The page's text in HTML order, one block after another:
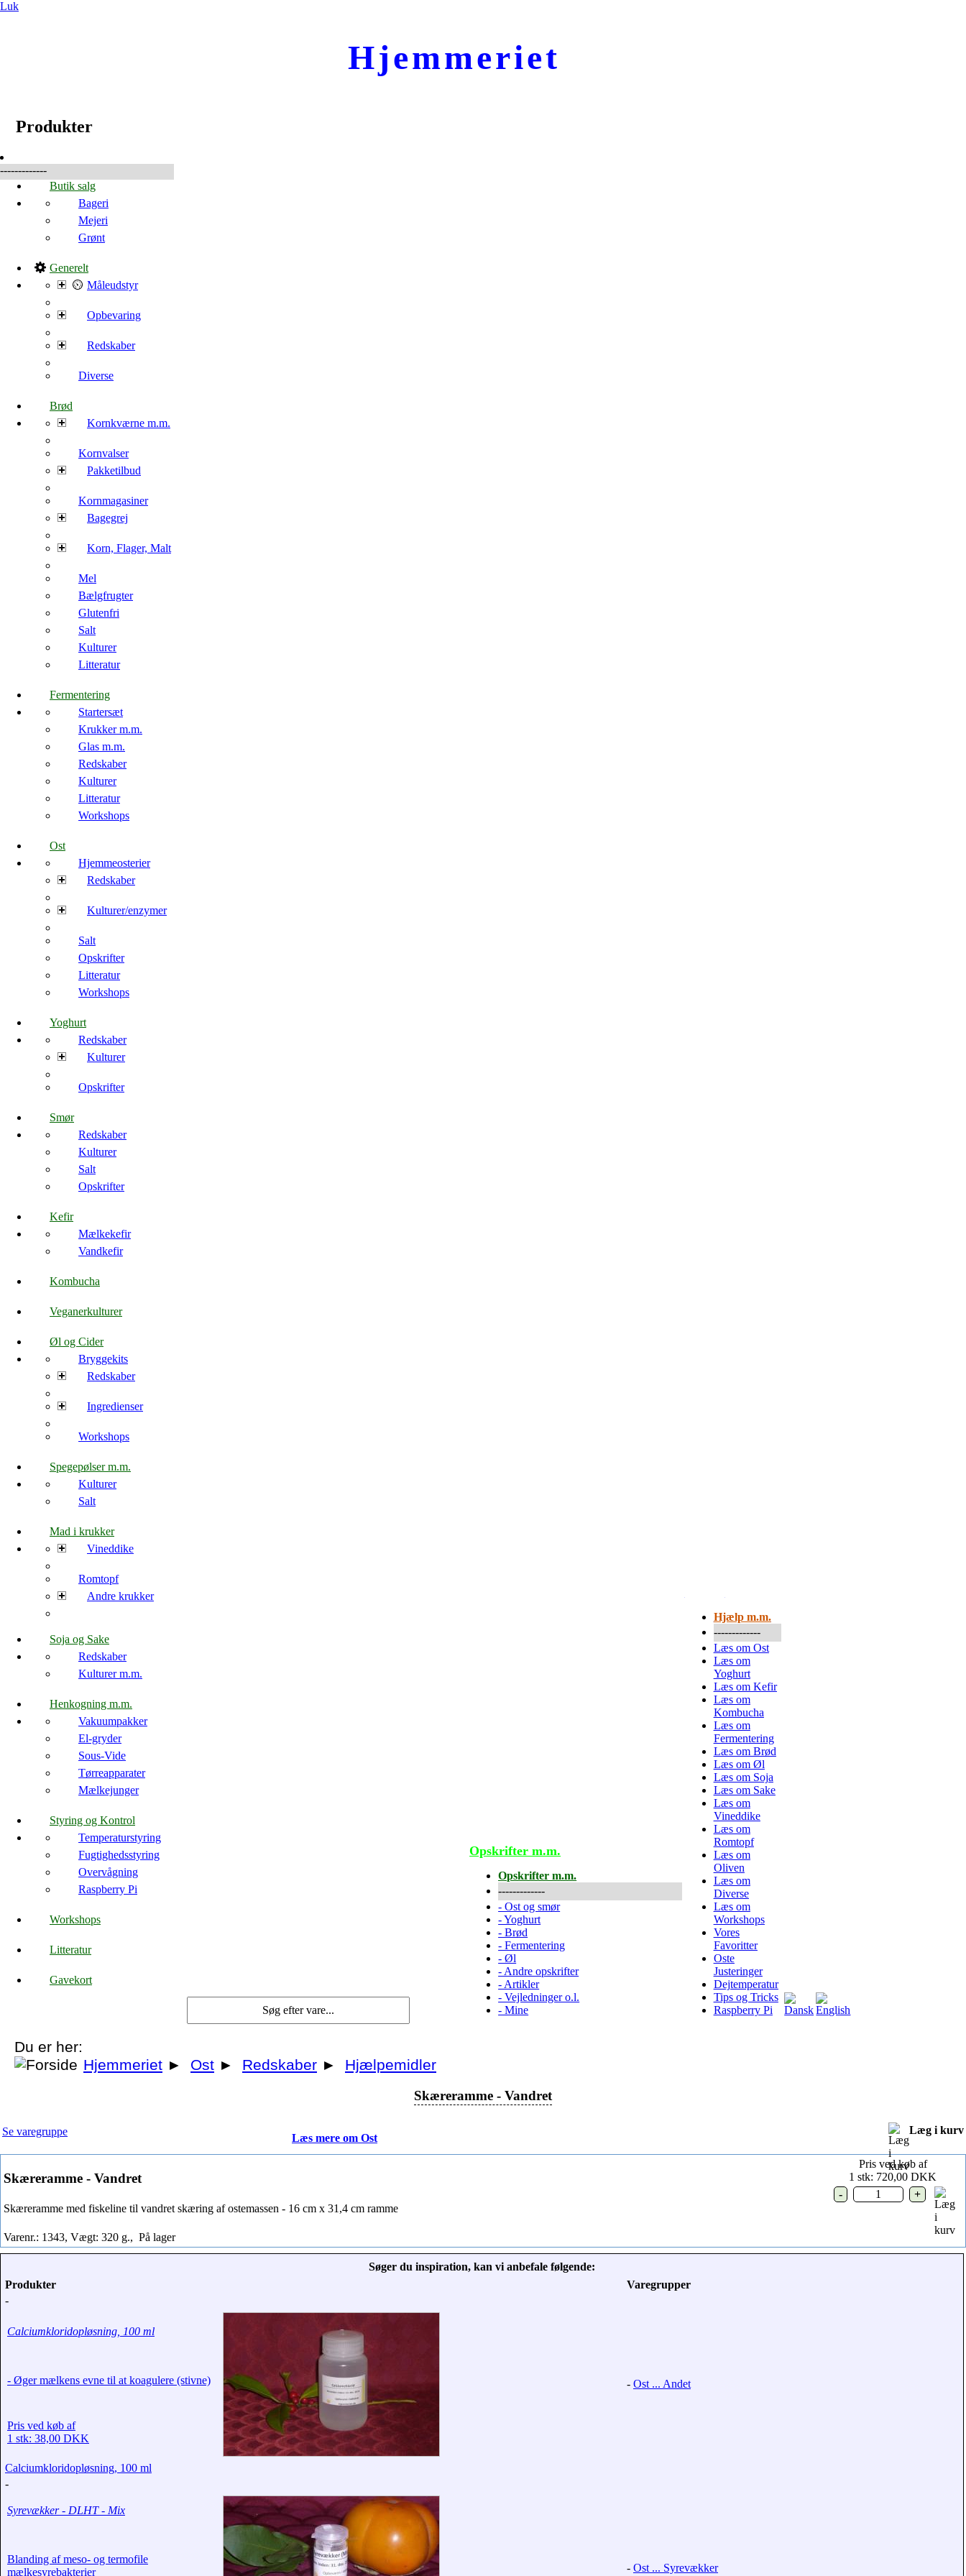
Luk
Hjemmeriet
Produkter
-------------
Butik salg
Bageri
Mejeri
Grønt
Generelt
Måleudstyr
Opbevaring
Redskaber
Diverse
Brød
Kornkværne m.m.
Kornvalser
Pakketilbud
Kornmagasiner
Bagegrej
Korn, Flager, Malt
Mel
Bælgfrugter
Glutenfri
Salt
Kulturer
Litteratur
Fermentering
Startersæt
Krukker m.m.
Glas m.m.
Redskaber
Kulturer
Litteratur
Workshops
Ost
Hjemmeosterier
Redskaber
Kulturer/enzymer
Salt
Opskrifter
Litteratur
Workshops
Yoghurt
Redskaber
Kulturer
Opskrifter
Smør
Redskaber
Kulturer
Salt
Opskrifter
Kefir
Mælkekefir
Vandkefir
Kombucha
Veganerkulturer
Øl og Cider
Bryggekits
Redskaber
Ingredienser
Workshops
Spegepølser m.m.
Kulturer
Salt
Mad i krukker
Vineddike
Romtopf
Andre krukker
Soja og Sake
Redskaber
Kulturer m.m.
Henkogning m.m.
Vakuumpakker
El-gryder
Sous-Vide
Tørreapparater
Mælkejunger
Styring og Kontrol
Temperaturstyring
Fugtighedsstyring
Overvågning
Raspberry Pi
Workshops
Litteratur
Gavekort
Opskrifter m.m.
Opskrifter m.m.
-------------
-Ost og smør
-Yoghurt
-Brød
-Fermentering
-Øl
- Andre opskrifter
- Artikler
-Vejledninger o.l.
-Mine
Hjælp m.m.
-------------
Læs om Ost
Læs om
Yoghurt
Læs om Kefir
Læs om
Kombucha
Læs om
Fermentering
Læs om Brød
Læs om Øl
Læs om Soja
Læs om Sake
Læs om
Vineddike
Læs om
Romtopf
Læs om
Oliven
Læs om
Diverse
Læs om
Workshops
Vores
Favoritter
Oste
Justeringer
Dejtemperatur
Tips og Tricks
Raspberry Pi
Du er her:
Hjemmeriet ► Ost ► Redskaber ► Hjælpemidler
Skæreramme - Vandret
Se varegruppe
Læs mere om Ost
Læg i kurv
Skæreramme - Vandret
Skæreramme med fiskeline til vandret skæring af ostemassen - 16 cm x 31,4 cm ramme
Varenr.: 1343, Vægt: 320 g., På lager
Pris ved køb af
1 stk: 720,00 DKK
Søger du inspiration, kan vi anbefale følgende:
Produkter
Varegrupper
-
Calciumkloridopløsning, 100 ml
- Øger mælkens evne til at koagulere (stivne)
Pris ved køb af
1 stk: 38,00 DKK
Calciumkloridopløsning, 100 ml
- Ost ... Andet
-
Syrevækker - DLHT - Mix
Blanding af meso- og termofile
mælkesyrebakterier
- Ost ... Syrevækker